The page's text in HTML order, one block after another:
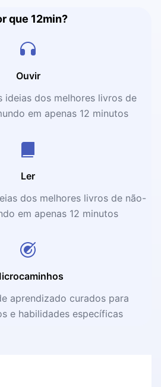
que 12min?
Ouvir
ideias dos melhores livros de
em apenas 12 minutos
Ler
dos melhores livros de não-
em apenas 12 minutos
aprendizado curados para
e habilidades específicas